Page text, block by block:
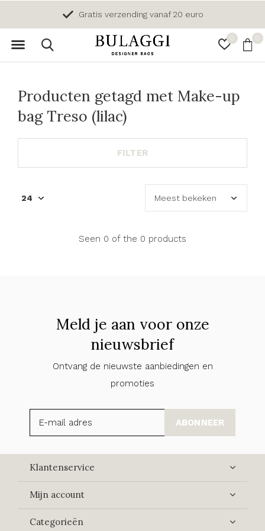
0 0
Gratis verzending vanaf 20 euro
Producten getagd met Make-up
bag Treso (lilac)
FILTER
Seen 0 of the 0 products
Meld je aan voor onze
nieuwsbrief
Ontvang de nieuwste aanbiedingen en
promoties
ABONNEER
Klantenservice
Mijn account
Categorieën